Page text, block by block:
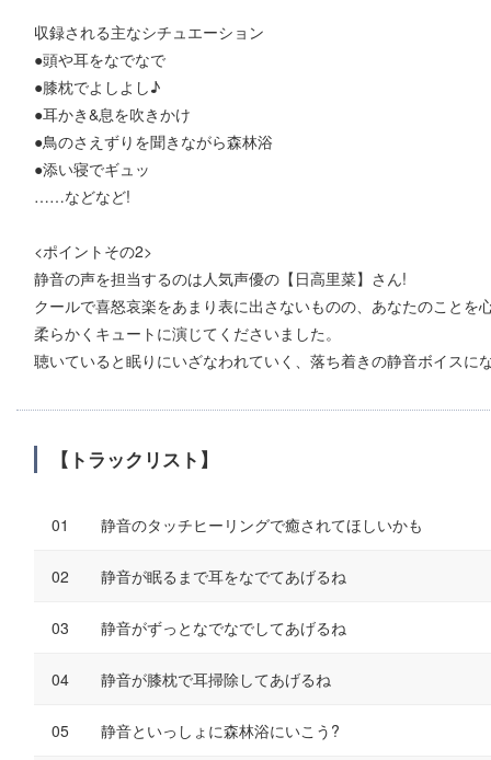
収録される主なシチュエーション
●頭や耳をなでなで
●膝枕でよしよし♪
●耳かき&息を吹きかけ
●鳥のさえずりを聞きながら森林浴
●添い寝でギュッ
……などなど!
<ポイントその2>
静音の声を担当するのは人気声優の【日高里菜】さん!
クールで喜怒哀楽をあまり表に出さないものの、あなたのことを
柔らかくキュートに演じてくださいました。
聴いていると眠りにいざなわれていく、落ち着きの静音ボイスに
【トラックリスト】
静音のタッチヒーリングで癒されてほしいかも
静音が眠るまで耳をなでてあげるね
静音がずっとなでなでしてあげるね
静音が膝枕で耳掃除してあげるね
静音といっしょに森林浴にいこう?